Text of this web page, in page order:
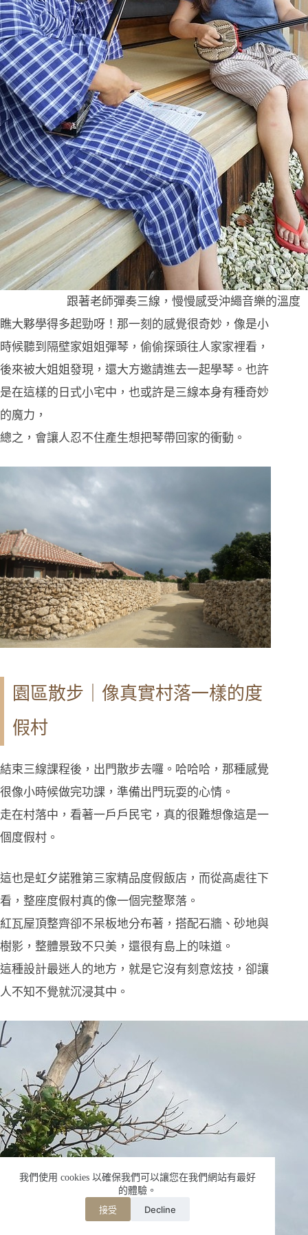
我們使用 cookies 以確保我們可以讓您在我們網站有最好
的體驗。
接受 Decline
跟著老師彈奏三線，慢慢感受沖繩音樂的溫度
瞧大夥學得多起勁呀！那一刻的感覺很奇妙，像是小
時候聽到隔壁家姐姐彈琴，偷偷探頭往人家家裡看，
後來被大姐姐發現，還大方邀請進去一起學琴。也許
是在這樣的日式小宅中，也或許是三線本身有種奇妙
的魔力，
總之，會讓人忍不住產生想把琴帶回家的衝動。
園區散步｜像真實村落一樣的度
假村
結束三線課程後，出門散步去囉。哈哈哈，那種感覺
很像小時候做完功課，準備出門玩耍的心情。
走在村落中，看著一戶戶民宅，真的很難想像這是一
個度假村。
這也是虹夕諾雅第三家精品度假飯店，而從高處往下
看，整座度假村真的像一個完整聚落。
紅瓦屋頂整齊卻不呆板地分布著，搭配石牆、砂地與
樹影，整體景致不只美，還很有島上的味道。
這種設計最迷人的地方，就是它沒有刻意炫技，卻讓
人不知不覺就沉浸其中。